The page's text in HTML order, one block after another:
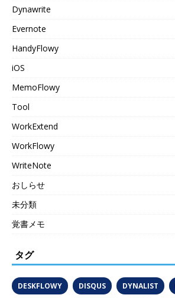
Dynawrite
Evernote
HandyFlowy
iOS
MemoFlowy
Tool
WorkExtend
WorkFlowy
WriteNote
おしらせ
未分類
覚書メモ
タグ
DESKFLOWY DISQUS DYNALIST